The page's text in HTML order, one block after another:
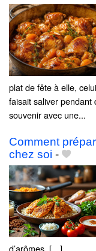
plat de fête à elle,
faisait saliver pendant
souvenir avec une...
Comment
chez soi -
d’arômes, […]